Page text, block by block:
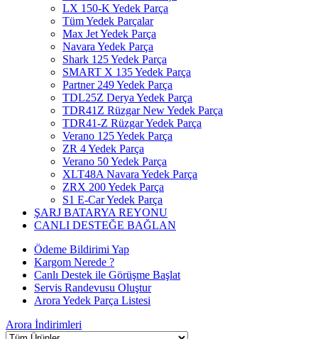
LX 150-K Yedek Parça
Tüm Yedek Parçalar
Max Jet Yedek Parça
Navara Yedek Parça
Shark 125 Yedek Parça
SMART X 135 Yedek Parça
Partner 249 Yedek Parça
TDL25Z Derya Yedek Parça
TDR41Z Rüzgar New Yedek Parça
TDR41-Z Rüzgar Yedek Parça
Verano 125 Yedek Parça
ZR 4 Yedek Parça
Verano 50 Yedek Parça
XLT48A Navara Yedek Parça
ZRX 200 Yedek Parça
S1 E-Car Yedek Parça
ŞARJ BATARYA REYONU
CANLI DESTEĞE BAĞLAN
Ödeme Bildirimi Yap
Kargom Nerede ?
Canlı Destek ile Görüşme Başlat
Servis Randevusu Oluştur
Arora Yedek Parça Listesi
Arora İndirimleri